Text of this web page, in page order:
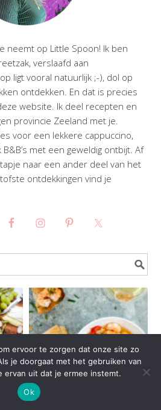
neemt op Little Spoon! Ik ben
verslaafd aan
ligt vooral natuurlijk ;-), dol op
ontdekken. En dat is precies
website. Ik deel recepten en
provincie Zeeland met je.
voor een lekkere cappuccino,
met een geweldig ontbijt. Af
naar een ander deel van het
ontdekkingen vind je
ervoor te zorgen dat onze site zo
je doorgaat met het gebruiken van
ervan uit dat je ermee instemt.
Ok